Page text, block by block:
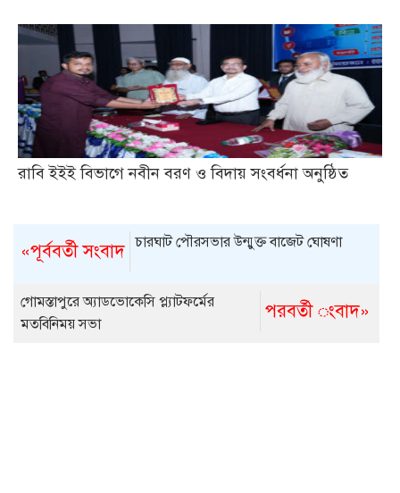
রাবি ইইই বিভাগে নবীন বরণ ও বিদায় সংবর্ধনা অনুষ্ঠিত
«পূর্ববর্তী সংবাদ চারঘাট পৌরসভার উন্মুক্ত বাজেট ঘোষণা
পরবর্তী ংবাদ»
গোমস্তাপুরে অ্যাডভোকেসি প্ল্যাটফর্মের
মতবিনিময় সভা